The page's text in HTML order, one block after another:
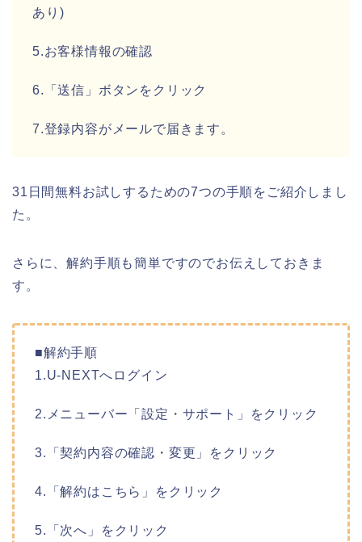
あり)
5.お客様情報の確認
6.「送信」ボタンをクリック
7.登録内容がメールで届きます。
31日間無料お試しするための7つの手順をご紹介しまし
た。
さらに、解約手順も簡単ですのでお伝えしておきま
す。
■解約手順
1.U-NEXTへログイン
2.メニューバー「設定・サポート」をクリック
3.「契約内容の確認・変更」をクリック
4.「解約はこちら」をクリック
5.「次へ」をクリック